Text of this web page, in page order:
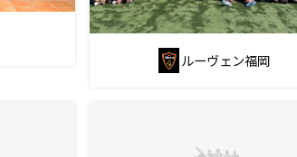
ルーヴェン福岡